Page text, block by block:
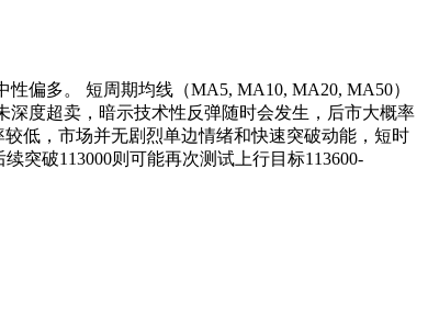
偏多。 短周期均线（MA5, MA10, MA20, MA50）
度超卖，暗示技术性反弹随时会发生，后市大概率
低，市场并无剧烈单边情绪和快速突破动能，短时
突破113000则可能再次测试上行目标113600-